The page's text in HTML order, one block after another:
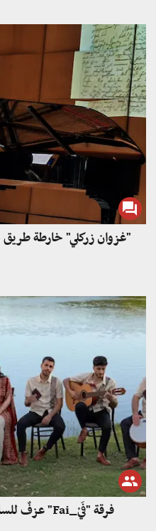
"غزوان زركلي" خارطة
فرقة "فَيْ_Fai" عزفٌ للسلام وإحياءٌ للتراث السوري